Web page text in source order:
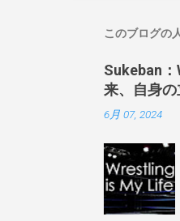
このブログの
Sukeban
来、自身
6月 07, 2024